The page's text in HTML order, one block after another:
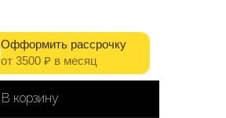
Офформить рассрочку
от 3500 ₽ в месяц
В корзину